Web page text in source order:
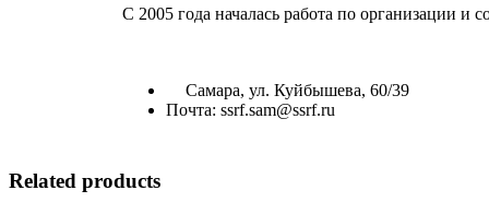
С 2005 года началась работа по организации и
Самара, ул. Куйбышева, 60/39
Почта: ssrf.sam@ssrf.ru
Related products